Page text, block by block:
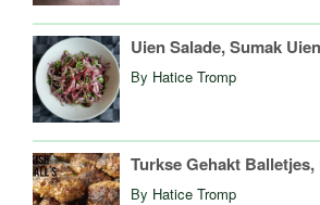
Uien Salade, Sumak Uien
By Hatice Tromp
Turkse Gehakt Balletjes,
By Hatice Tromp